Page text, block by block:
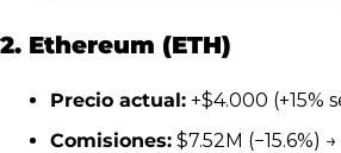
2. Ethereum (ETH)
Precio actual: +$4.000 (+15%
Comisiones: $7.52M (−15.6%)